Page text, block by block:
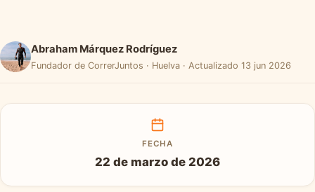
Abraham Márquez Rodríguez
Fundador de CorrerJuntos · Huelva · Actualizado 13 jun 2026
FECHA
22 de marzo de 2026